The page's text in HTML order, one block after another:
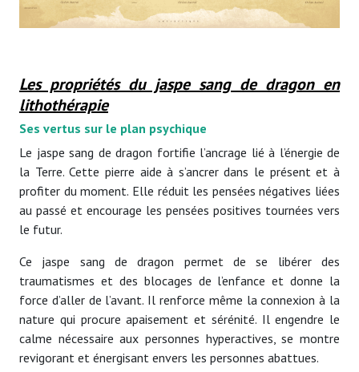
Les propriétés du jaspe sang de dragon en
lithothérapie
Ses vertus sur le plan psychique
Le jaspe sang de dragon fortifie l’ancrage lié à l’énergie de
la Terre. Cette pierre aide à s’ancrer dans le présent et à
profiter du moment. Elle réduit les pensées négatives liées
au passé et encourage les pensées positives tournées vers
le futur.
Ce jaspe sang de dragon permet de se libérer des
traumatismes et des blocages de l’enfance et donne la
force d’aller de l’avant. Il renforce même la connexion à la
nature qui procure apaisement et sérénité. Il engendre le
calme nécessaire aux personnes hyperactives, se montre
revigorant et énergisant envers les personnes abattues.